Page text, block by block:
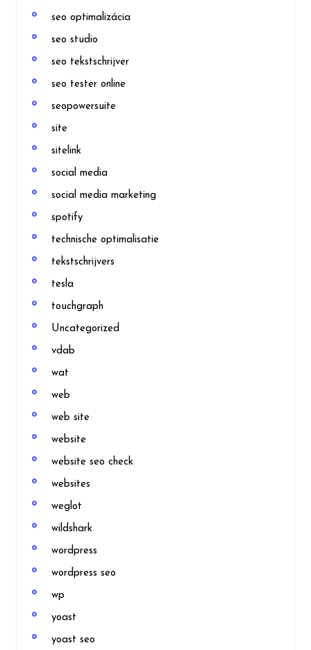
seo optimalizácia
seo studio
seo tekstschrijver
seo tester online
seopowersuite
site
sitelink
social media
social media marketing
spotify
technische optimalisatie
tekstschrijvers
tesla
touchgraph
Uncategorized
vdab
wat
web
web site
website
website seo check
websites
weglot
wildshark
wordpress
wordpress seo
wp
yoast
yoast seo